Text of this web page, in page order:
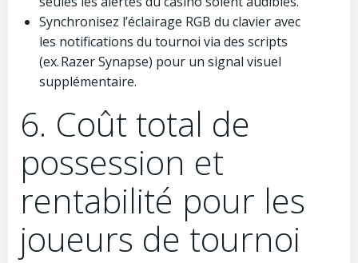
Synchronisez l’éclairage RGB du clavier avec
les notifications du tournoi via des scripts
(ex. Razer Synapse) pour un signal visuel
supplémentaire.
6. Coût total de
possession et
rentabilité pour les
joueurs de tournoi